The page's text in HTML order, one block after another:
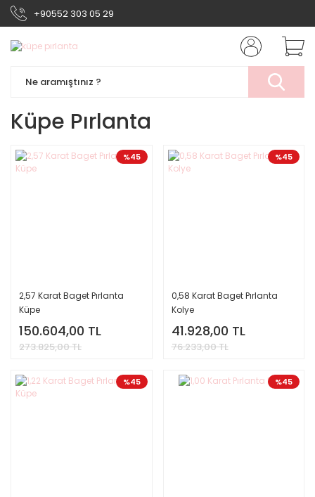
+90552 303 05 29
Küpe Pırlanta
%45
2,57 Karat Baget Pırlanta
Küpe
150.604,00 TL
273.825,00 TL
%45
0,58 Karat Baget Pırlanta
Kolye
41.928,00 TL
76.233,00 TL
%45 %45